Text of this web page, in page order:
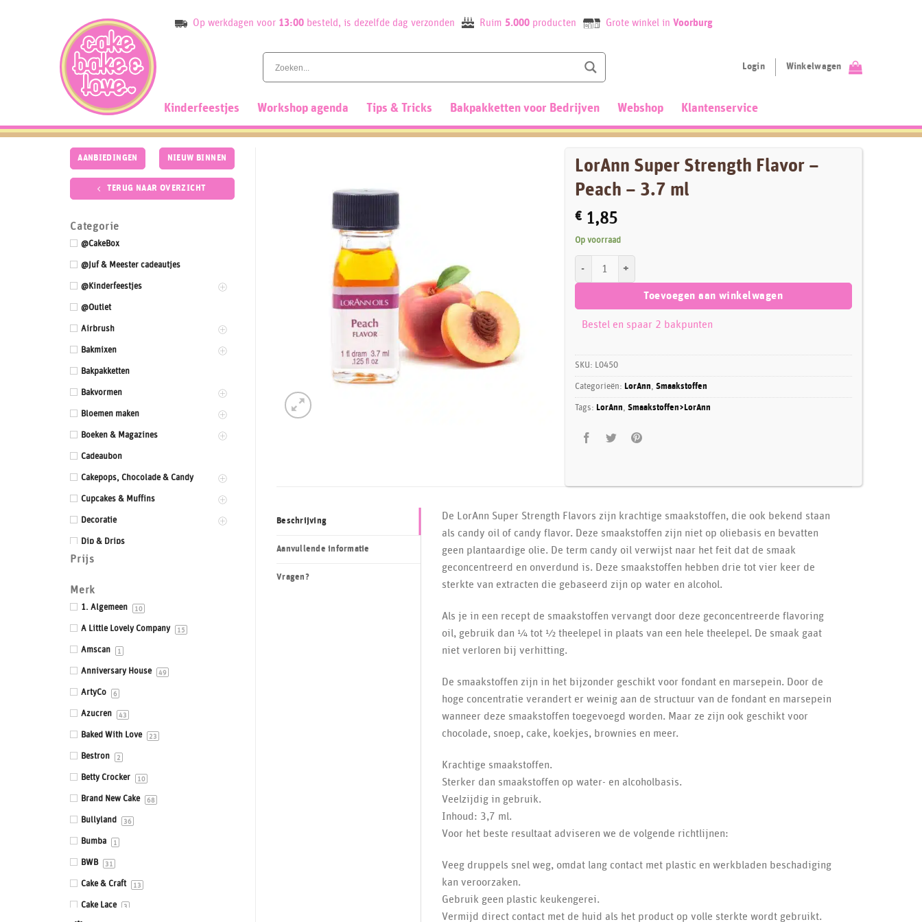
Op werkdagen voor 13:00besteld, is dezelfde dag verzonden Ruim 5.000producten Grote winkel in Voorburg
Login Winkelwagen
Kinderfeestjes Workshop agenda Tips & Tricks Bakpakketten voor Bedrijven Webshop Klantenservice
AANBIEDINGEN NIEUW BINNEN
TERUG NAAR OVERZICHT
Categorie
@CakeBox
@Juf & Meester cadeautjes
@Kinderfeestjes
@Outlet
Airbrush
Bakmixen
Bakpakketten
Bakvormen
Bloemen maken
Boeken & Magazines
Cadeaubon
Cakepops, Chocolade & Candy
Cupcakes & Muffins
Decoratie
Dip & Drips
Dozen & Dummies
Drums & Boards
Eetbaar kant
Eetbare prints
Fondant, Icing & Marsepein
Gepersonaliseerde Taarttoppers
Gereedschappen & Materialen
Icing
Impressie en Embossing matten &
stempels
Ingrediënten
Isomalt
Kleurstoffen
Siliconen mallen
Smaakstoffen
Standaards
Stencils
Sugar Press
Prijs
Merk
1. Algemeen 10
A Little Lovely Company 15
Amscan 1
Anniversary House 49
ArtyCo 6
Azucren 43
Baked With Love 23
Bestron 2
Betty Crocker 10
Brand New Cake 68
Bullyland 36
Bumba 1
BWB 31
Cake & Craft 13
Cake Lace 3
LorAnn Super Strength Flavor –
Peach – 3.7 ml
€1,85
Op voorraad
Toevoegen aan winkelwagen
Bestel en spaar 2 bakpunten
SKU: L0450
Categorieën: LorAnn, Smaakstoffen
Tags: LorAnn, Smaakstoffen>LorAnn
Beschrijving
Aanvullende informatie
Vragen?
De LorAnn Super Strength Flavors zijn krachtige smaakstoffen, die ook bekend staan
als candy oil of candy flavor. Deze smaakstoffen zijn niet op oliebasis en bevatten
geen plantaardige olie. De term candy oil verwijst naar het feit dat de smaak
geconcentreerd en onverdund is. Deze smaakstoffen hebben drie tot vier keer de
sterkte van extracten die gebaseerd zijn op water en alcohol.
Als je in een recept de smaakstoffen vervangt door deze geconcentreerde flavoring
oil, gebruik dan ¼ tot ½ theelepel in plaats van een hele theelepel. De smaak gaat
niet verloren bij verhitting.
De smaakstoffen zijn in het bijzonder geschikt voor fondant en marsepein. Door de
hoge concentratie verandert er weinig aan de structuur van de fondant en marsepein
wanneer deze smaakstoffen toegevoegd worden. Maar ze zijn ook geschikt voor
chocolade, snoep, cake, koekjes, brownies en meer.
Krachtige smaakstoffen.
Sterker dan smaakstoffen op water- en alcoholbasis.
Veelzijdig in gebruik.
Inhoud: 3,7 ml.
Voor het beste resultaat adviseren we de volgende richtlijnen:
Veeg druppels snel weg, omdat lang contact met plastic en werkbladen beschadiging
kan veroorzaken.
Gebruik geen plastic keukengerei.
Vermijd direct contact met de huid als het product op volle sterkte wordt gebruikt.